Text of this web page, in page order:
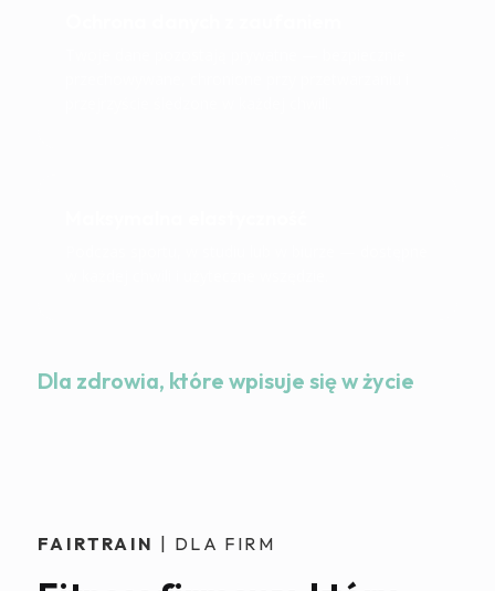
Dla zdrowia, które wpisuje się w życie
FAIRTRAIN | DLA FIRM